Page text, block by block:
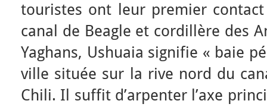
touristes ont leur premier
canal de Beagle et cordillère des
Yaghans, Ushuaia signifie « baie
ville située sur la rive nord du
Chili. Il suffit d’arpenter l’axe